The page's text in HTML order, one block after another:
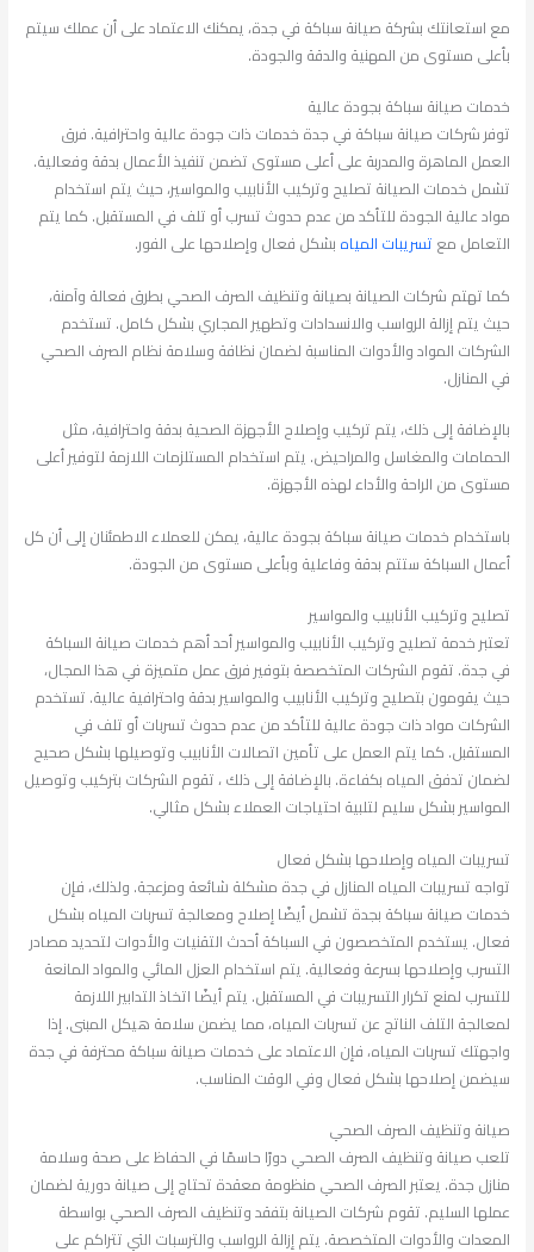
مع استعانتك بشركة صيانة سباكة في جدة، يمكنك الاعتماد على أن عملك سيتم
بأعلى مستوى من المهنية والدقة والجودة.
خدمات صيانة سباكة بجودة عالية
توفر شركات صيانة سباكة في جدة خدمات ذات جودة عالية واحترافية. فرق
العمل الماهرة والمدربة على أعلى مستوى تضمن تنفيذ الأعمال بدقة وفعالية.
تشمل خدمات الصيانة تصليح وتركيب الأنابيب والمواسير، حيث يتم استخدام
مواد عالية الجودة للتأكد من عدم حدوث تسرب أو تلف في المستقبل. كما يتم
التعامل مع تسريبات المياه بشكل فعال وإصلاحها على الفور.
كما تهتم شركات الصيانة بصيانة وتنظيف الصرف الصحي بطرق فعالة وآمنة،
حيث يتم إزالة الرواسب والانسدادات وتطهير المجاري بشكل كامل. تستخدم
الشركات المواد والأدوات المناسبة لضمان نظافة وسلامة نظام الصرف الصحي
في المنازل.
بالإضافة إلى ذلك، يتم تركيب وإصلاح الأجهزة الصحية بدقة واحترافية، مثل
الحمامات والمغاسل والمراحيض. يتم استخدام المستلزمات اللازمة لتوفير أعلى
مستوى من الراحة والأداء لهذه الأجهزة.
باستخدام خدمات صيانة سباكة بجودة عالية، يمكن للعملاء الاطمئنان إلى أن كل
أعمال السباكة ستتم بدقة وفاعلية وبأعلى مستوى من الجودة.
تصليح وتركيب الأنابيب والمواسير
تعتبر خدمة تصليح وتركيب الأنابيب والمواسير أحد أهم خدمات صيانة السباكة
في جدة. تقوم الشركات المتخصصة بتوفير فرق عمل متميزة في هذا المجال،
حيث يقومون بتصليح وتركيب الأنابيب والمواسير بدقة واحترافية عالية. تستخدم
الشركات مواد ذات جودة عالية للتأكد من عدم حدوث تسربات أو تلف في
المستقبل. كما يتم العمل على تأمين اتصالات الأنابيب وتوصيلها بشكل صحيح
لضمان تدفق المياه بكفاءة. بالإضافة إلى ذلك ، تقوم الشركات بتركيب وتوصيل
المواسير بشكل سليم لتلبية احتياجات العملاء بشكل مثالي.
تسريبات المياه وإصلاحها بشكل فعال
تواجه تسريبات المياه المنازل في جدة مشكلة شائعة ومزعجة. ولذلك، فإن
خدمات صيانة سباكة بجدة تشمل أيضًا إصلاح ومعالجة تسربات المياه بشكل
فعال. يستخدم المتخصصون في السباكة أحدث التقنيات والأدوات لتحديد مصادر
التسرب وإصلاحها بسرعة وفعالية. يتم استخدام العزل المائي والمواد المانعة
للتسرب لمنع تكرار التسريبات في المستقبل. يتم أيضًا اتخاذ التدابير اللازمة
لمعالجة التلف الناتج عن تسربات المياه، مما يضمن سلامة هيكل المبنى. إذا
واجهتك تسربات المياه، فإن الاعتماد على خدمات صيانة سباكة محترفة في جدة
سيضمن إصلاحها بشكل فعال وفي الوقت المناسب.
صيانة وتنظيف الصرف الصحي
تلعب صيانة وتنظيف الصرف الصحي دورًا حاسمًا في الحفاظ على صحة وسلامة
منازل جدة. يعتبر الصرف الصحي منظومة معقدة تحتاج إلى صيانة دورية لضمان
عملها السليم. تقوم شركات الصيانة بتفقد وتنظيف الصرف الصحي بواسطة
المعدات والأدوات المتخصصة. يتم إزالة الرواسب والترسبات التي تتراكم على